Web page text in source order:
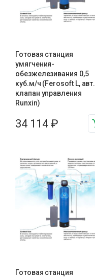
Готовая станция
умягчения-
обезжелезивания 0,5
куб.м/ч (Ferosoft L, авт.
клапан управления
Runxin)
34 114 ₽
Готовая станция